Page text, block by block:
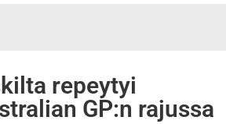
repeytyi
GP:n rajussa